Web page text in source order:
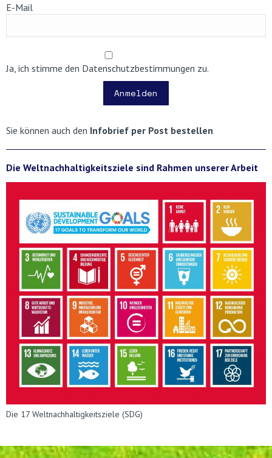
E-Mail
Ja, ich stimme den Datenschutzbestimmungen zu.
Anmelden
Sie können auch den Infobrief per Post bestellen
Die Weltnachhaltigkeitsziele sind Rahmen unserer Arbeit
Die 17 Weltnachhaltigkeitsziele (SDG)